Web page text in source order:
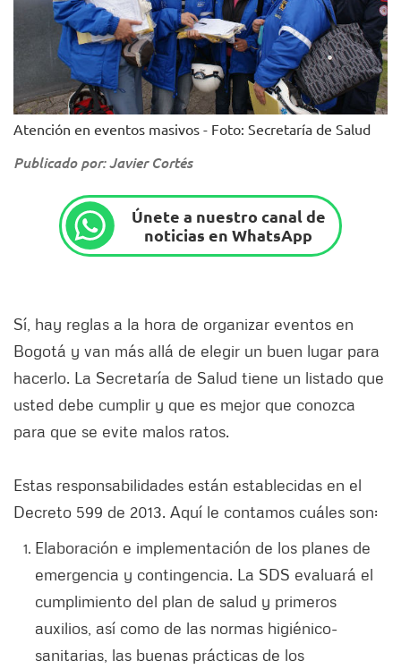
Atención en eventos masivos - Foto: Secretaría de Salud
Publicado por: Javier Cortés
Únete a nuestro canal de
noticias en WhatsApp
Sí, hay reglas a la hora de organizar eventos en
Bogotá y van más allá de elegir un buen lugar para
hacerlo. La Secretaría de Salud tiene un listado que
usted debe cumplir y que es mejor que conozca
para que se evite malos ratos.
Estas responsabilidades están establecidas en el
Decreto 599 de 2013. Aquí le contamos cuáles son:
Elaboración e implementación de los planes de
emergencia y contingencia. La SDS evaluará el
cumplimiento del plan de salud y primeros
auxilios, así como de las normas higiénico-
sanitarias, las buenas prácticas de los